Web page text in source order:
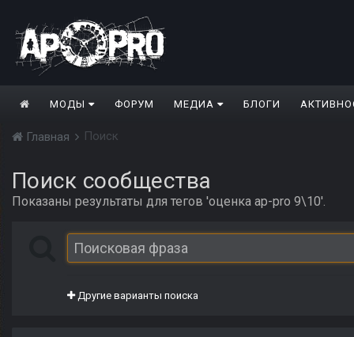
МОДЫ ФОРУМ МЕДИА БЛОГИ
Главная Поиск
Поиск сообщества
Показаны результаты для тегов 'оценка ap-pro 9\10'.
Другие варианты поиска